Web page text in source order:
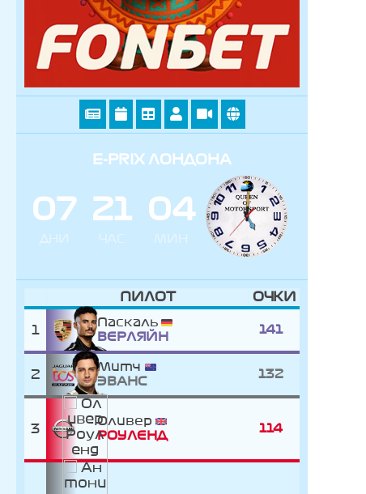
E-PRIX ЛОНДОНА
07
ДНИ
21
ЧАС
04
МИН
ПИЛОТ ОЧКИ
1
Паскаль
ВЕРЛЯЙН
141
2
Митч
ЭВАНС
132
3
Оливер
РОУЛЕНД
114